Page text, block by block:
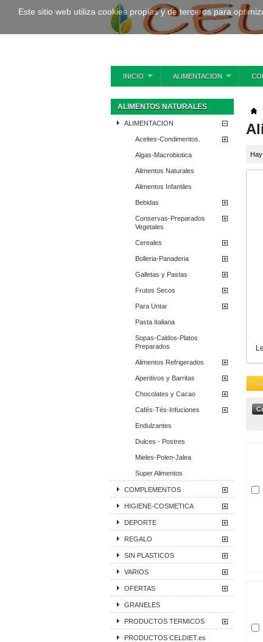
INICIO ALIMENTACION
ALIMENTOS NATURALES
ALIMENTACION
Aceites-Condimentos.
Algas-Macrobiotica
Alimentos Naturales
Alimentos Infantiles
Bebidas
Conservas-Preparados
Vegetales
Cereales
Bolleria-Panaderia
Galletas y Pastas
Frutos Secos
Para Untar
Pasta Italiana
Sopas-Caldos-Platos
Preparados
Alimentos Refrigerados
Aperitivos y Barritas
Chocolates y Cacao
Cafés-Tés-Infuciones
Endulzantes
Dulces - Postres
Mieles-Polen-Jalea
Super Alimentos
COMPLEMENTOS
HIGIENE-COSMETICA
DEPORTE
REGALO
SIN PLASTICOS
VARIOS
OFERTAS
GRANELES
PRODUCTOS TERMICOS
PRODUCTOS CELDIET.es
«
Este sitio web utiliza cookies propias y de terceros para